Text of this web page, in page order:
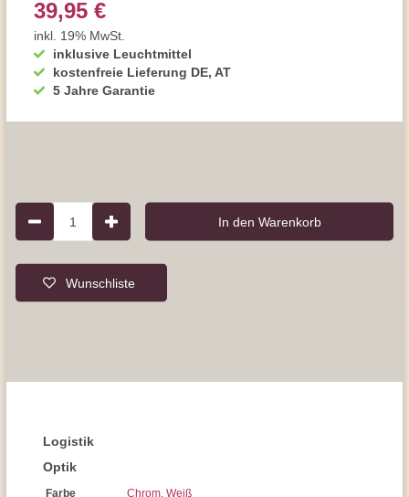
inklusive Leuchtmittel
kostenfreie Lieferung DE, AT
5 Jahre Garantie
39,95 €
inkl. 19% MwSt.
1 In den Warenkorb
Wunschliste
Logistik
Optik
Farbe Chrom, Weiß